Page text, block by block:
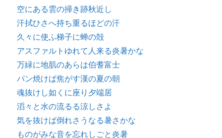
空にある雲の掃き跡秋近し
汗拭ひさへ持ち重るほどの汗
久々に使ふ梯子に蝉の殻
アスファルトゆれて人来る炎暑かな
万緑に地肌のあらは伯耆富士
パン焼けば焦がす漢の夏の朝
魂抜けし如くに座り夕端居
滔々と水の流るる涼しさよ
気を抜けば倒れさうなる暑さかな
ものがみな音を忘れしごと炎暑